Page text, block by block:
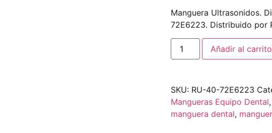
Manguera Ultrasonidos.
72E6223. Distribuido por
Añadir al carrito
SKU: RU-40-72E6223
Mangueras Equipo Dental
manguera dental,